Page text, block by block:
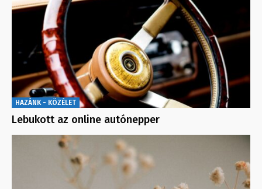
HAZÁNK - KÖZÉLET
Lebukott az online autónepper